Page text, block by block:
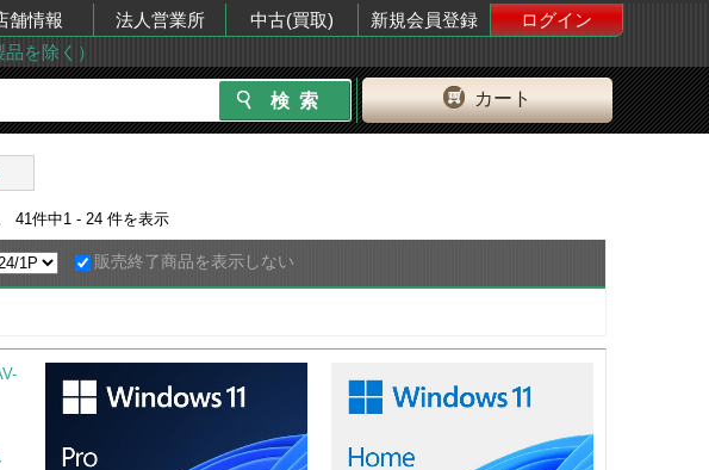
舗情報 法人営業所 中古(買取) 新規会員登録
ログイン
を除く）
カート
41 件中1 - 24 件を表示
販売終了商品を表示しない